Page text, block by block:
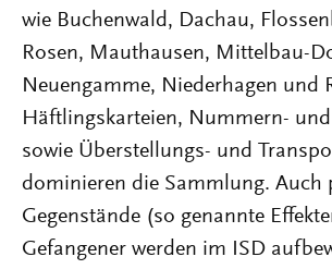
wie Buchenwald, Dachau,
Rosen, Mauthausen, Mittelbau-
Neuengamme, Niederhagen und
Häftlingskarteien, Nummern-
sowie Überstellungs- und
dominieren die Sammlung. Auch
Gegenstände (so genannte
Gefangener werden im ISD